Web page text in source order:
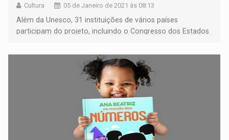
Cultura 05 de Janeiro de 2021 às 08:13
Além da Unesco, 31 instituições de vários países
participam do projeto, incluindo o Congresso dos Estados